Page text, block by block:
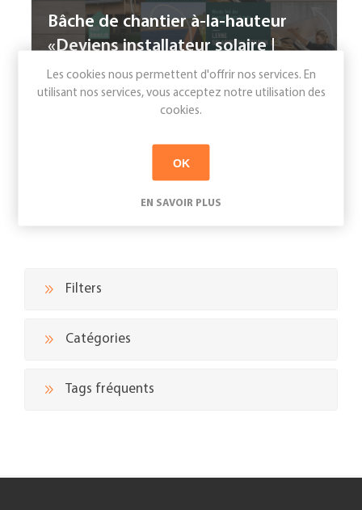
Bâche de chantier à-la-hauteur
«Deviens installateur solaire |
installatrice solaire»
Filters
Catégories
Tags fréquents
Les cookies nous permettent d'offrir nos services. En
utilisant nos services, vous acceptez notre utilisation des
cookies.
OK
EN SAVOIR PLUS